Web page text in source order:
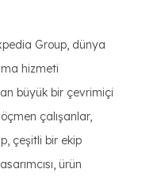
Group, dünya
hizmeti
büyük bir çevrimiçi
çalışanlar,
çeşitli bir ekip
ürün